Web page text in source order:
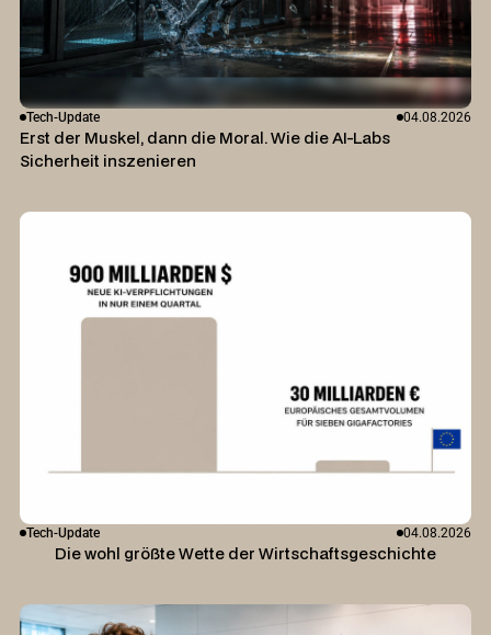
Tech-Update 04.08.2026
Erst der Muskel, dann die Moral. Wie die AI-Labs
Sicherheit inszenieren
Tech-Update 04.08.2026
Die wohl größte Wette der Wirtschaftsgeschichte